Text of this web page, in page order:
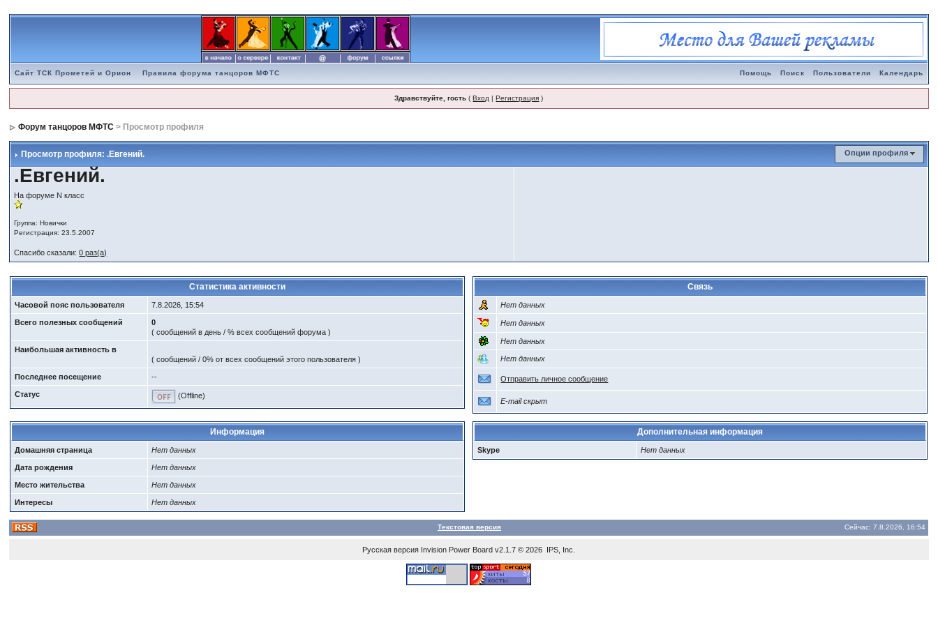
Сайт ТСК Прометей и Орион Правила форума танцоров МФТС Помощь Поиск Пользователи Календарь
Здравствуйте, гость (Вход |Регистрация )
Форум танцоров МФТС > Просмотр профиля
Просмотр профиля: .Евгений. Опции профиля
.Евгений.
На форуме N класс
Группа: Новички
Регистрация: 23.5.2007
Спасибо сказали:0 раз(а)
Статистика активности
Часовой пояс пользователя 7.8.2026, 15:54
Всего полезных сообщений
0
( сообщений в день / % всех сообщений форума )
Наибольшая активность в
( сообщений / 0% от всех сообщений этого пользователя )
Последнее посещение --
Статус (Offline)
Связь
Нет данных
Нет данных
Нет данных
Нет данных
Отправить личное сообщение
E-mail скрыт
Информация
Домашняя страница Нет данных
Дата рождения Нет данных
Место жительства Нет данных
Интересы Нет данных
Дополнительная информация
Skype Нет данных
Текстовая версия Сейчас: 7.8.2026, 16:54
Русская версия Invision Power Board v2.1.7 © 2026 IPS, Inc.